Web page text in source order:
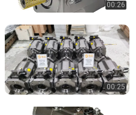
00:26
00:25